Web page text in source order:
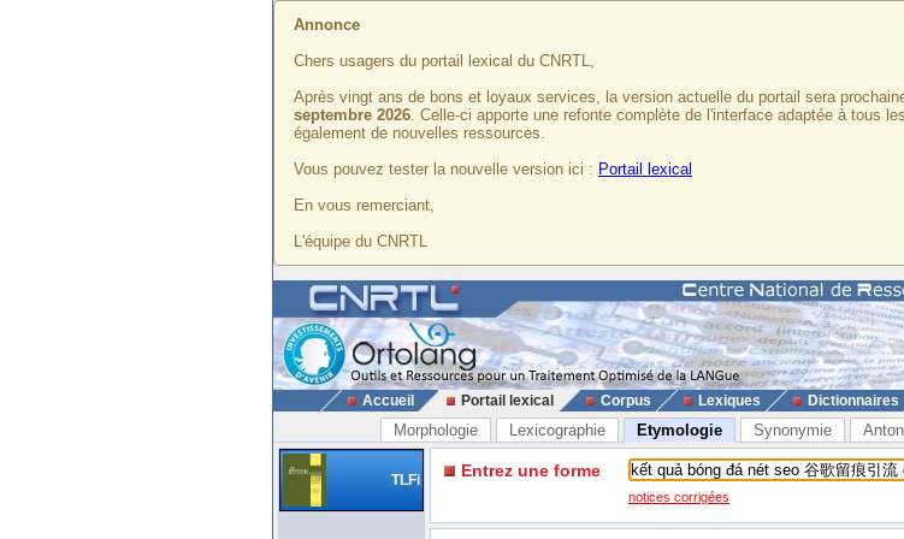
Annonce
Chers usagers du portail lexical du CNRTL,
Après vingt ans de bons et loyaux services, la version actuelle du portail sera
septembre 2026. Celle-ci apporte une refonte complète de l'interface adaptée à tous
également de nouvelles ressources.
Vous pouvez tester la nouvelle version ici : Portail lexical
En vous remerciant,
L'équipe du CNRTL
Accueil Portail lexical Corpus Lexiques Dictionnaires
Morphologie Lexicographie Etymologie Synonymie
TLFi Entrez une forme
notices corrigées